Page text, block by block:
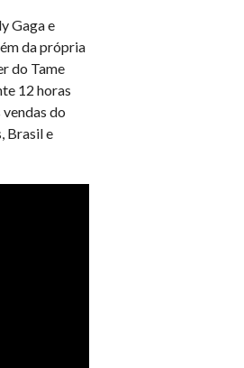
Gaga e
da própria
do Tame
12 horas
do
Brasil e